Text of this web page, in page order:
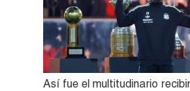
Así fue el multitudinario